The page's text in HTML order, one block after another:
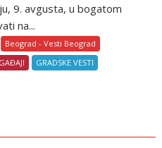
9. avgusta, u bogatom
na...
Beograd - Vesti Beograd
GRADSKE VESTI